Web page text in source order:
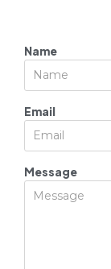
Name
Email
Message